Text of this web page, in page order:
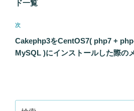
ゲ
ー
シ
稿
ド一覧
次
の
投
次
Cakephp3をCentOS7( php7 +
MySQL )にインストールした際の